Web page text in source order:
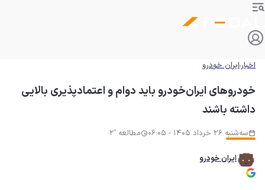
اخبارایران خودرو
خودروهای ایران‌خودرو باید دوام و اعتمادپذیری بالایی
داشته باشند
سه‌شنبه 26 خرداد 1405 - 06:05 مطالعه '2
ایران خودرو